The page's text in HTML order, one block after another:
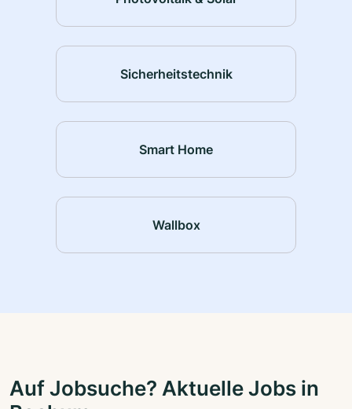
Sicherheitstechnik
Smart Home
Wallbox
Auf Jobsuche? Aktuelle Jobs in